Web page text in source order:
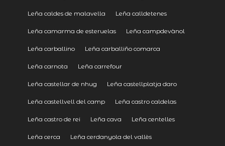
Leña caldes de malavella Leña calldetenes
Leña camarma de esteruelas Leña campdevànol
Leña carballino Leña carballiño comarca
Leña carnota Leña carrefour
Leña castellar de nhug Leña castellplatja daro
Leña castellvell del camp Leña castro caldelas
Leña castro de rei Leña cava Leña centelles
Leña cerca Leña cerdanyola del vallès